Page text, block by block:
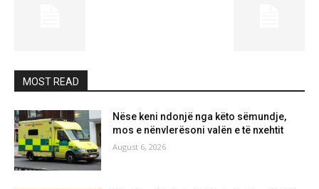
MOST READ
Nëse keni ndonjë nga këto sëmundje,
mos e nënvlerësoni valën e të nxehtit
August 6, 2026